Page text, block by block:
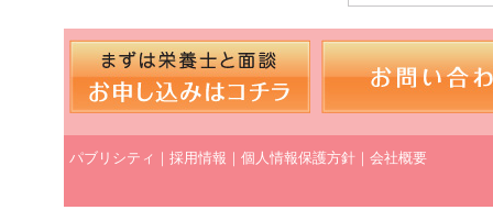
パブリシティ ｜ 採用情報 ｜ 個人情報保護方針｜ 会社概要